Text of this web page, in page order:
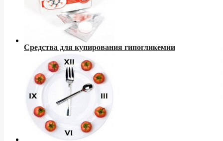
Средства для купирования гипогликемии